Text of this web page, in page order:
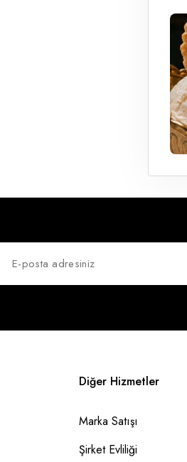
Diğer Hizmetler
Marka Satışı
Şirket Evliliği